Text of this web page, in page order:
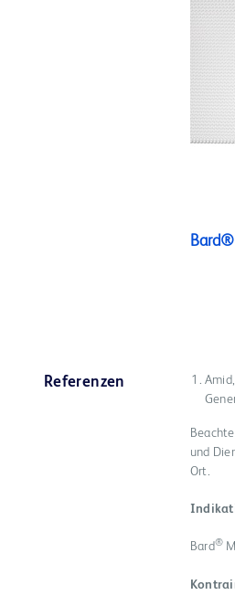
Referenzen
und
Ort.
Bard®